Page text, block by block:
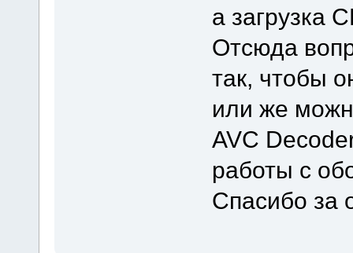
а загрузка
Отсюда
так, чтобы
или же
AVC
работы с
Спасибо за